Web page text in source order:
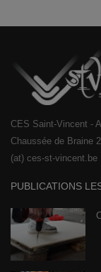
CES Saint-Vincent -
Chaussée de Braine
(at) ces-st-vincent.be
PUBLICATIONS